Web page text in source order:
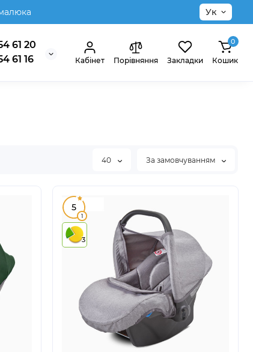
Ук
61 20
61 16
Кабінет Порівняння Закладки
0
Кошик
40 За замовчуванням
5
1
3